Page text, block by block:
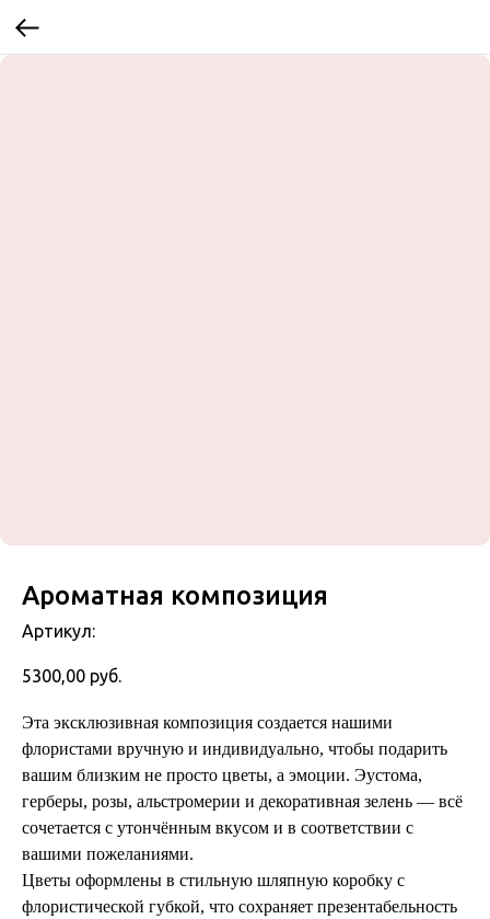
Ароматная композиция
Артикул:
5300,00 руб.
Эта эксклюзивная композиция создается нашими
флористами вручную и индивидуально, чтобы подарить
вашим близким не просто цветы, а эмоции. Эустома,
герберы, розы, альстромерии и декоративная зелень — всё
сочетается с утончённым вкусом и в соответствии с
вашими пожеланиями.
Цветы оформлены в стильную шляпную коробку с
флористической губкой, что сохраняет презентабельность